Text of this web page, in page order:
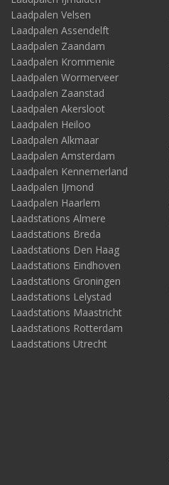
Laadpalen Velsen
Laadpalen Assendelft
Laadpalen Zaandam
Laadpalen Krommenie
Laadpalen Wormerveer
Laadpalen Zaanstad
Laadpalen Akersloot
Laadpalen Heiloo
Laadpalen Alkmaar
Laadpalen Amsterdam
Laadpalen Kennemerland
Laadpalen IJmond
Laadpalen Haarlem
Laadstations Almere
Laadstations Breda
Laadstations Den Haag
Laadstations Eindhoven
Laadstations Groningen
Laadstations Lelystad
Laadstations Maastricht
Laadstations Rotterdam
Laadstations Utrecht